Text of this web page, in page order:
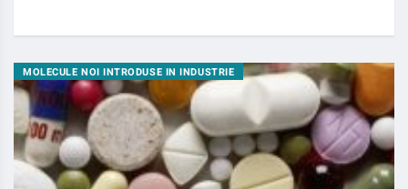
MOLECULE NOI INTRODUSE IN INDUSTRIE